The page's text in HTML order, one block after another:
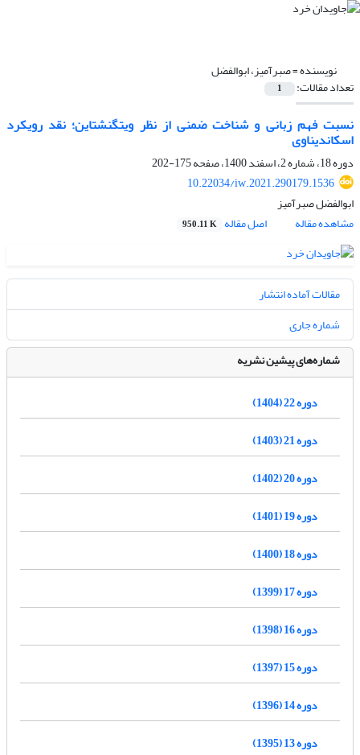
نویسنده =صبرآمیز، ابوالفضل
تعداد مقالات: 1
نسبت فهم زبانی و شناخت ضمنی از نظر ویتگنشتاین؛ نقد رویکرد
اسکاندیناوی
دوره 18، شماره 2، اسفند 1400، صفحه
175-202
10.22034/iw.2021.290179.1536
ابوالفضل صبرآمیز
مشاهده مقاله
اصل مقاله 950.11 K
مقالات آماده انتشار
شماره جاری
شماره‌های پیشین نشریه
دوره 22 (1404)
دوره 21 (1403)
دوره 20 (1402)
دوره 19 (1401)
دوره 18 (1400)
دوره 17 (1399)
دوره 16 (1398)
دوره 15 (1397)
دوره 14 (1396)
دوره 13 (1395)